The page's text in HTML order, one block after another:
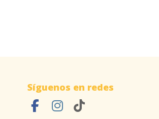
Síguenos en redes